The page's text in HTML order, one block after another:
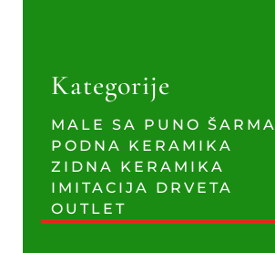
Kategorije
MALE SA PUNO ŠARMA
PODNA KERAMIKA
ZIDNA KERAMIKA
IMITACIJA DRVETA
OUTLET